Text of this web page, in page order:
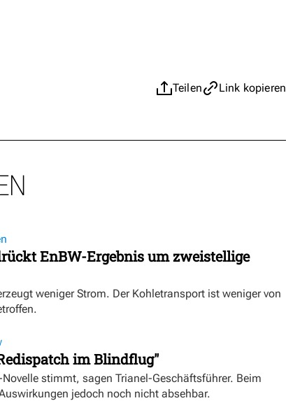
Teilen Link kopieren
EnBW-Ergebnis um zweistellige
weniger Strom. Der Kohletransport ist weniger von
im Blindflug"
Novelle stimmt, sagen Trianel-Geschäftsführer. Beim
jedoch noch nicht absehbar.